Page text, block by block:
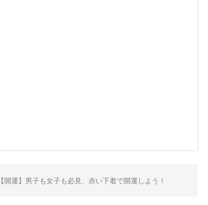
【開運】男子も女子も必見、赤い下着で開運しよう！